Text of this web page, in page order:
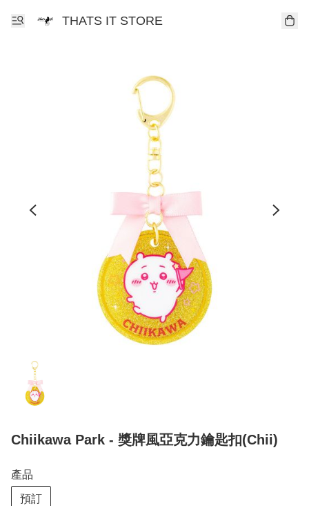
THATS IT STORE
Chiikawa Park - 獎牌風亞克力鑰匙扣(Chii)
產品
預訂